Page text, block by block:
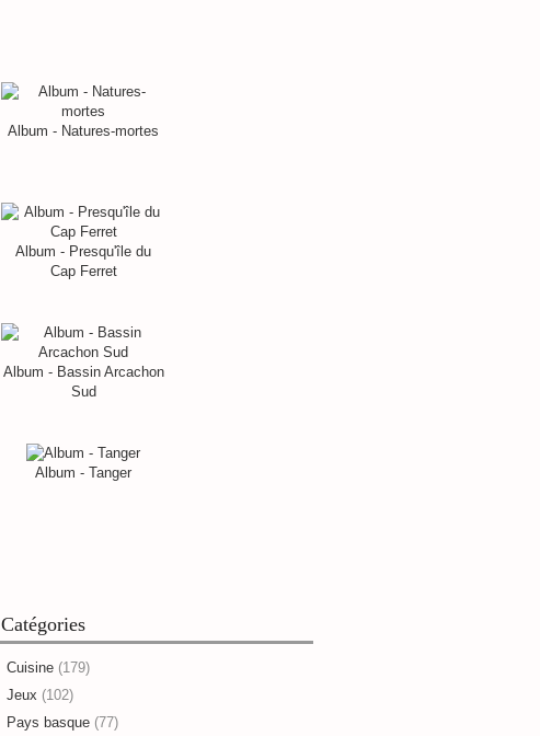
Album - Natures-mortes
Album - Presqu'île du
Cap Ferret
Album - Bassin Arcachon
Sud
Album - Tanger
Catégories
Cuisine (179)
Jeux (102)
Pays basque (77)